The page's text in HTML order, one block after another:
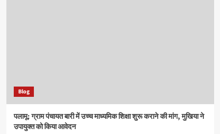
Blog
पलामू: ग्राम पंचायत बारी में उच्च माध्यमिक शिक्षा शुरू कराने की मांग, मुखिया ने
उपायुक्त को किया आवेदन